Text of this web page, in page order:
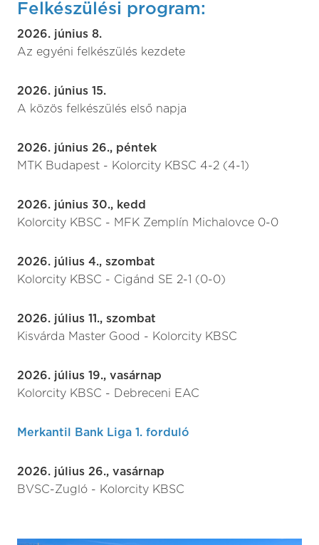
Felkészülési program:
2026. június 8.
Az egyéni felkészülés kezdete
2026. június 15.
A közös felkészülés első napja
2026. június 26., péntek
MTK Budapest - Kolorcity KBSC 4-2 (4-1)
2026. június 30., kedd
Kolorcity KBSC - MFK Zemplín Michalovce 0-0
2026. július 4., szombat
Kolorcity KBSC - Cigánd SE 2-1 (0-0)
2026. július 11., szombat
Kisvárda Master Good - Kolorcity KBSC
2026. július 19., vasárnap
Kolorcity KBSC - Debreceni EAC
Merkantil Bank Liga 1. forduló
2026. július 26., vasárnap
BVSC-Zugló - Kolorcity KBSC